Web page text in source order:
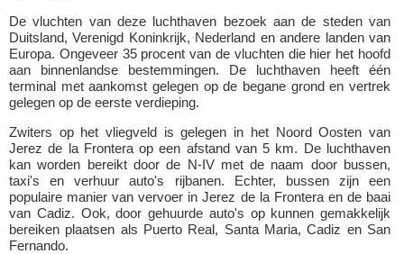
De vluchten van deze luchthaven bezoek aan de steden van
Duitsland, Verenigd Koninkrijk, Nederland en andere landen van
Europa. Ongeveer 35 procent van de vluchten die hier het hoofd
aan binnenlandse bestemmingen. De luchthaven heeft één
terminal met aankomst gelegen op de begane grond en vertrek
gelegen op de eerste verdieping.
Zwiters op het vliegveld is gelegen in het Noord Oosten van
Jerez de la Frontera op een afstand van 5 km. De luchthaven
kan worden bereikt door de N-IV met de naam door bussen,
taxi's en verhuur auto's rijbanen. Echter, bussen zijn een
populaire manier van vervoer in Jerez de la Frontera en de baai
van Cadiz. Ook, door gehuurde auto's op kunnen gemakkelijk
bereiken plaatsen als Puerto Real, Santa Maria, Cadiz en San
Fernando.